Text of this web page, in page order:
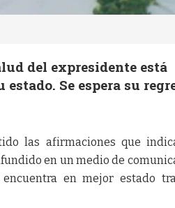
del expresidente está
Se espera su
las afirmaciones que
en un medio de
en mejor estado